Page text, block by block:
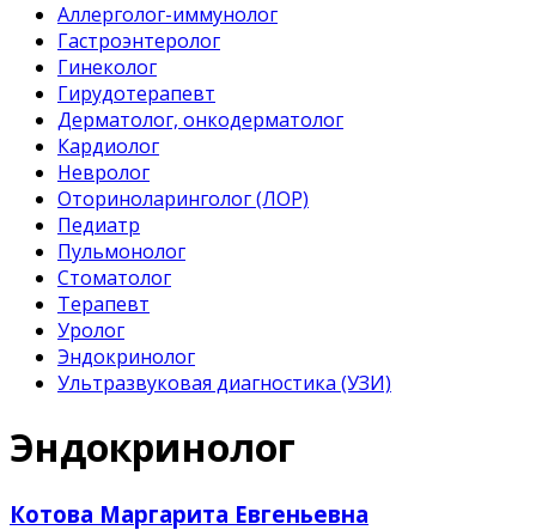
Аллерголог-иммунолог
Гастроэнтеролог
Гинеколог
Гирудотерапевт
Дерматолог, онкодерматолог
Кардиолог
Невролог
Оториноларинголог (ЛОР)
Педиатр
Пульмонолог
Стоматолог
Терапевт
Уролог
Эндокринолог
Ультразвуковая диагностика (УЗИ)
Эндокринолог
Котова Маргарита Евгеньевна